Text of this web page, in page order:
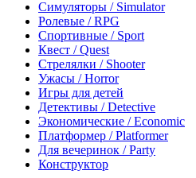
Симуляторы / Simulator
Ролевые / RPG
Спортивные / Sport
Квест / Quest
Стрелялки / Shooter
Ужасы / Horror
Игры для детей
Детективы / Detective
Экономические / Economic
Платформер / Platformer
Для вечеринок / Party
Конструктор